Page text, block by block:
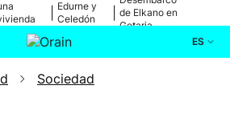
de Bilbao
Edurne y
Celedón
de Elkano en
Getaria
ES
Actualidad
Sociedad